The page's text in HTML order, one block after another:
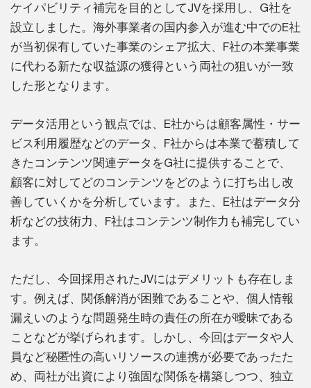
ケイパビリティ補完を目的としてJVを採用し、G社を
設立しました。海外事業者の国内参入が進む中でのE社
が当初保有していた事業のシェア拡大、F社の本業事業
に代わる新たな収益源の獲得という両社の狙いが一致
した形となります。
データ活用という観点では、E社からは顧客属性・サー
ビス利用履歴などのデータ、F社からは本業で蓄積して
きたコンテンツ関連データをG社に提供することで、
顧客に対してどのコンテンツをどのように打ち出し改
善していくかを分析しています。また、E社はデータ分
析などの技術力、F社はコンテンツ制作力も補完してい
ます。
ただし、今回採用されたJVにはデメリットも存在しま
す。例えば、関係解消が困難であることや、個人情報
漏えいのような問題発生時の責任の所在が曖昧である
ことなどが挙げられます。しかし、今回はデータや人
員など秘匿性の高いリソースの連携が必要であったた
め、両社が出資により強固な関係を構築しつつ、独立